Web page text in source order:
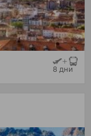
8 дни